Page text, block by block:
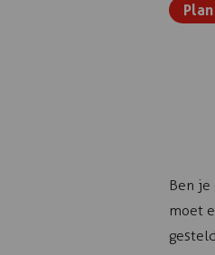
Ben
moet